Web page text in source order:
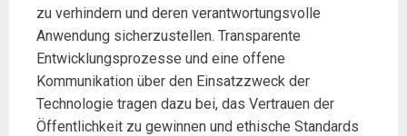
zu verhindern und deren verantwortungsvolle
Anwendung sicherzustellen. Transparente
Entwicklungsprozesse und eine offene
Kommunikation über den Einsatzzweck der
Technologie tragen dazu bei, das Vertrauen der
Öffentlichkeit zu gewinnen und ethische Standards